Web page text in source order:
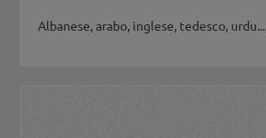
Albanese, arabo, inglese, tedesco, urdu...